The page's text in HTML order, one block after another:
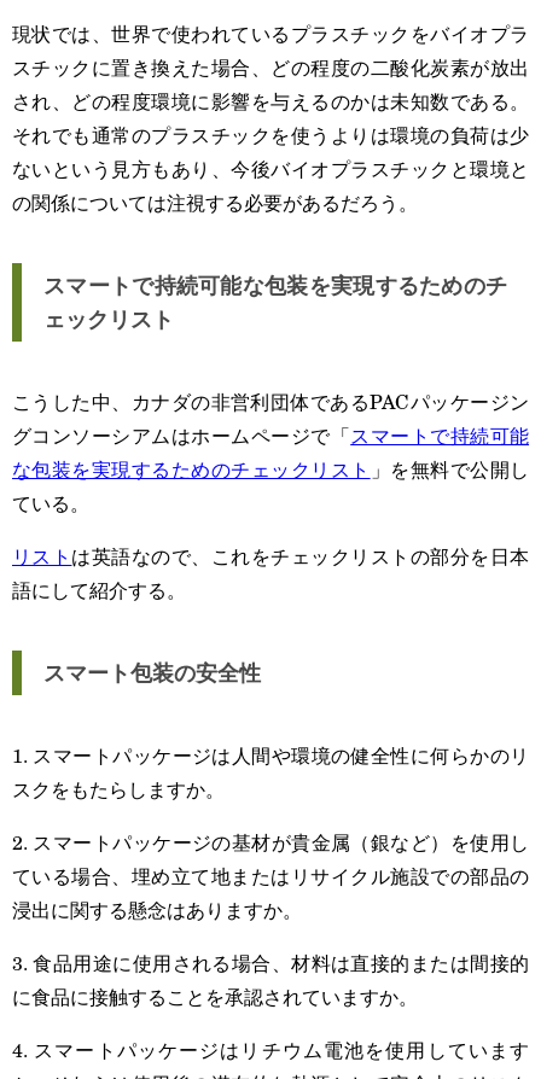
現状では、世界で使われているプラスチックをバイオプラ
スチックに置き換えた場合、どの程度の二酸化炭素が放出
され、どの程度環境に影響を与えるのかは未知数である。
それでも通常のプラスチックを使うよりは環境の負荷は少
ないという見方もあり、今後バイオプラスチックと環境と
の関係については注視する必要があるだろう。
スマートで持続可能な包装を実現するためのチ
ェックリスト
こうした中、カナダの非営利団体であるPACパッケージン
グコンソーシアムはホームページで「スマートで持続可能
な包装を実現するためのチェックリスト 」を無料で公開し
ている。
リスト は英語なので、これをチェックリストの部分を日本
語にして紹介する。
スマート包装の安全性
1. スマートパッケージは人間や環境の健全性に何らかのリ
スクをもたらしますか。
2. スマートパッケージの基材が貴金属（銀など）を使用し
ている場合、埋め立て地またはリサイクル施設での部品の
浸出に関する懸念はありますか。
3. 食品用途に使用される場合、材料は直接的または間接的
に食品に接触することを承認されていますか。
4. スマートパッケージはリチウム電池を使用しています